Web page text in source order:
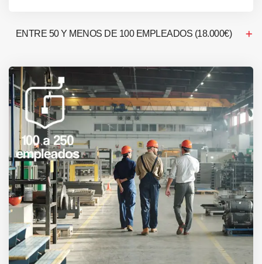
ENTRE 50 Y MENOS DE 100 EMPLEADOS (18.000€)